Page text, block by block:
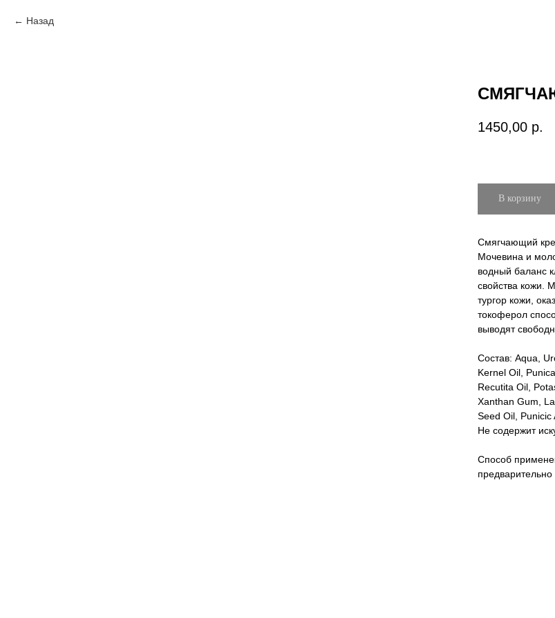
Назад
1450,00 р.
В корзину
Смягчающий
Мочевина и
водный баланс
свойства кожи.
тургор кожи,
токоферол
выводят
Состав: Aqua,
Kernel Oil,
Recutita Oil,
Xanthan Gum,
Seed Oil, Punicic
Не содержит
Способ